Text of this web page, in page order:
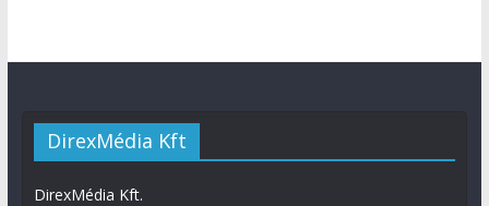
DirexMédia Kft
DirexMédia Kft.